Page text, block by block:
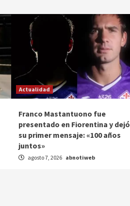
Actualidad
Franco Mastantuono fue
presentado en Fiorentina y dejó
su primer mensaje: «100 años
juntos»
agosto 7, 2026 abnotiweb